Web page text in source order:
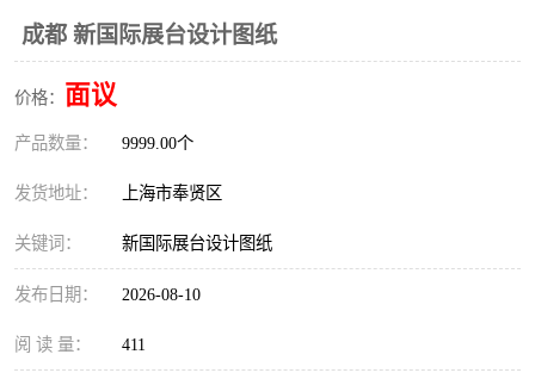
成都 新国际展台设计图纸
价格： 面议
产品数量： 9999.00个
发货地址： 上海市奉贤区
关键词： 新国际展台设计图纸
发布日期： 2026-08-10
阅 读 量： 411